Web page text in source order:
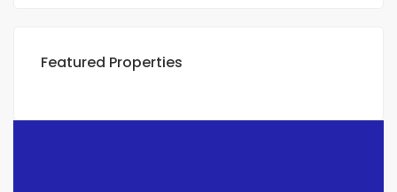
Featured Properties